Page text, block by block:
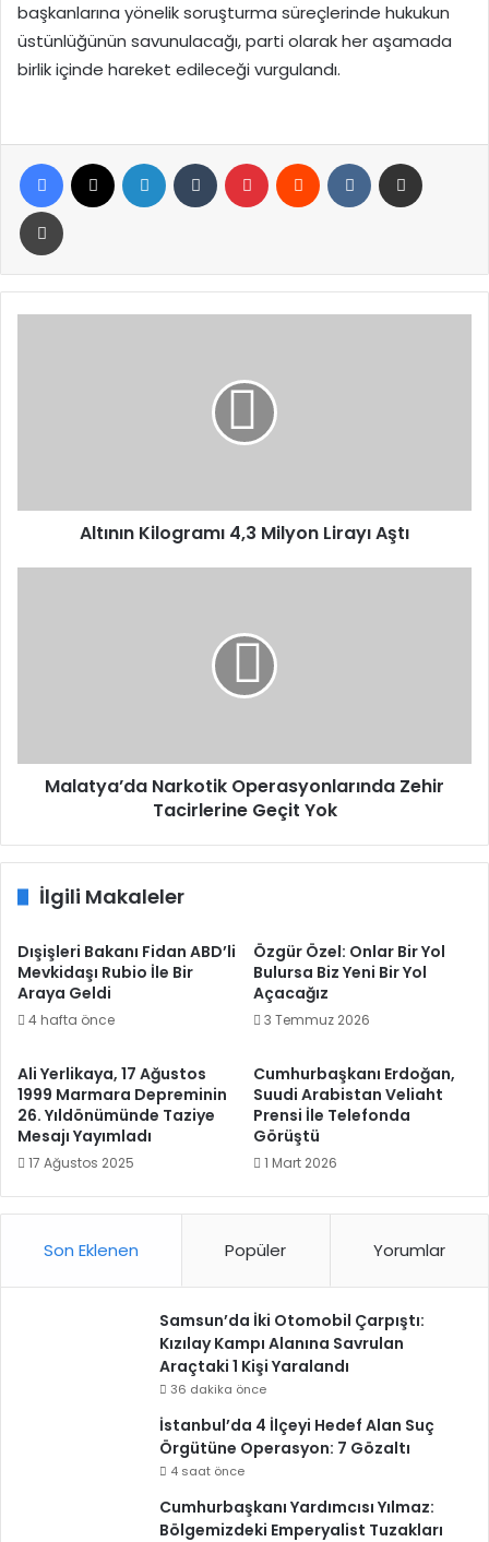
başkanlarına yönelik soruşturma süreçlerinde hukukun
üstünlüğünün savunulacağı, parti olarak her aşamada
birlik içinde hareket edileceği vurgulandı.
Facebook LinkedIn Tumblr Pinterest Reddit VKontakte
Yazdır
Altının Kilogramı 4,3 Milyon Lirayı Aştı
Malatya’da Narkotik Operasyonlarında Zehir
Tacirlerine Geçit Yok
İlgili Makaleler
Dışişleri Bakanı Fidan ABD’li
Mevkidaşı Rubio İle Bir
Araya Geldi
4 hafta önce
Özgür Özel: Onlar Bir Yol
Bulursa Biz Yeni Bir Yol
Açacağız
3 Temmuz 2026
Ali Yerlikaya, 17 Ağustos
1999 Marmara Depreminin
26. Yıldönümünde Taziye
Mesajı Yayımladı
17 Ağustos 2025
Cumhurbaşkanı Erdoğan,
Suudi Arabistan Veliaht
Prensi İle Telefonda
Görüştü
1 Mart 2026
Son Eklenen Popüler Yorumlar
Samsun’da İki Otomobil Çarpıştı:
Kızılay Kampı Alanına Savrulan
Araçtaki 1 Kişi Yaralandı
36 dakika önce
İstanbul’da 4 İlçeyi Hedef Alan Suç
Örgütüne Operasyon: 7 Gözaltı
4 saat önce
Cumhurbaşkanı Yardımcısı Yılmaz:
Bölgemizdeki Emperyalist Tuzakları